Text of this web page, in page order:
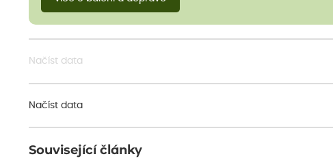
Načíst data
Načíst data
Související články